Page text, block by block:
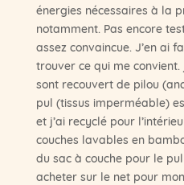
énergies nécessaires à la
notamment. Pas encore
assez convaincue. J’en ai
trouver ce qui me
sont recouvert de pilou
pul (tissus imperméable)
et j’ai recyclé pour
couches lavables en
du sac à couche pour le
acheter sur le net pour